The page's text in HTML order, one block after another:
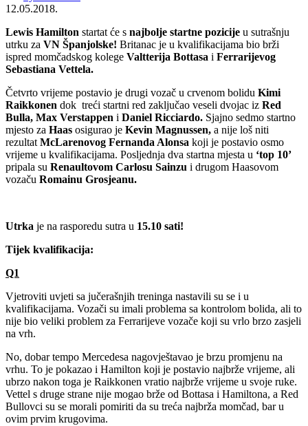
12.05.2018.
Lewis Hamilton startat će s najbolje startne pozicije u sutrašnju
utrku za VN Španjolske! Britanac je u kvalifikacijama bio brži
ispred momčadskog kolege Valtterija Bottasa i Ferrarijevog
Sebastiana Vettela.
Četvrto vrijeme postavio je drugi vozač u crvenom bolidu Kimi
Raikkonen dok treći startni red zaključao veseli dvojac iz Red
Bulla, Max Verstappen i Daniel Ricciardo. Sjajno sedmo startno
mjesto za Haas osigurao je Kevin Magnussen, a nije loš niti
rezultat McLarenovog Fernanda Alonsa koji je postavio osmo
vrijeme u kvalifikacijama. Posljednja dva startna mjesta u ‘top 10’
pripala su Renaultovom Carlosu Sainzu i drugom Haasovom
vozaču Romainu Grosjeanu.
Utrka je na rasporedu sutra u 15.10 sati!
Tijek kvalifikacija:
Q1
Vjetroviti uvjeti sa jučerašnjih treninga nastavili su se i u
kvalifikacijama. Vozači su imali problema sa kontrolom bolida, ali to
nije bio veliki problem za Ferrarijeve vozače koji su vrlo brzo zasjeli
na vrh.
No, dobar tempo Mercedesa nagovještavao je brzu promjenu na
vrhu. To je pokazao i Hamilton koji je postavio najbrže vrijeme, ali
ubrzo nakon toga je Raikkonen vratio najbrže vrijeme u svoje ruke.
Vettel s druge strane nije mogao brže od Bottasa i Hamiltona, a Red
Bullovci su se morali pomiriti da su treća najbrža momčad, bar u
ovim prvim krugovima.